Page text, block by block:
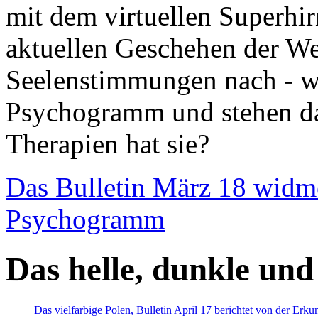
mit dem virtuellen
aktuellen Geschehen der
Seelenstimmungen nach -
Psychogramm und stehen
Therapien hat sie?
Das Bulletin März 18
Psychogramm
Das helle, dunkle
Das vielfarbige Polen, Bulletin April 17 berichtet von der